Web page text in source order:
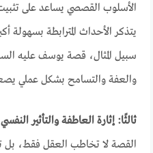
الأسلوب القصصي يساعد على
يتذكر الأحداث المترابطة بسهولة
سبيل المثال، قصة يوسف عليه
والعفة والتسامح بشكل عملي
ثالثًا: إثارة العاطفة والتأثير النفسي
القصة لا تخاطب العقل فقط، بل